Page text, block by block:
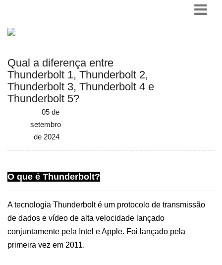
Qual a diferença entre
Thunderbolt 1, Thunderbolt 2,
Thunderbolt 3, Thunderbolt 4 e
Thunderbolt 5?
05 de
setembro
de 2024
O que é Thunderbolt?
A tecnologia Thunderbolt é um protocolo de transmissão
de dados e vídeo de alta velocidade lançado
conjuntamente pela Intel e Apple. Foi lançado pela
primeira vez em 2011.